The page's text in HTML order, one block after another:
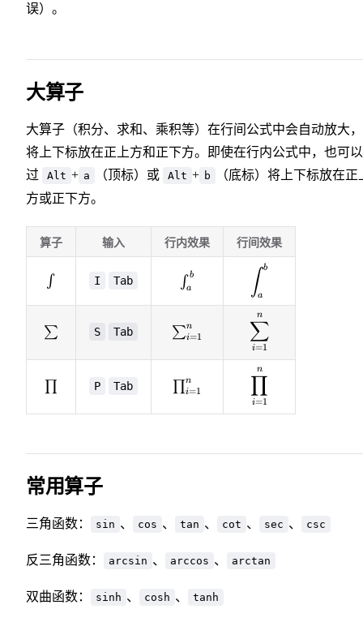
误）。
大算子
大算子（积分、求和、乘积等）在行间公式中会自动放大
将上下标放在正上方和正下方。即使在行内公式中，也可
过
Alt + a （顶标）或 Alt + b
（底标）将上下标放在正
方或正下方。
算子 输入 行内效果 行间效果
\int
∫ I Tab \int_a^b
∫a
b ∫a
b
\sum
∑ S Tab \sum_{i=1}^n
∑i=1
n
i=1
∑
n
\prod
∏ P Tab \prod_{i=1}^n
∏i=1
n
i=1
∏
n
常用算子
三角函数： sin 、 cos 、 tan 、 cot 、 sec 、 csc
反三角函数： arcsin 、 arccos 、 arctan
双曲函数： sinh 、 cosh 、 tanh